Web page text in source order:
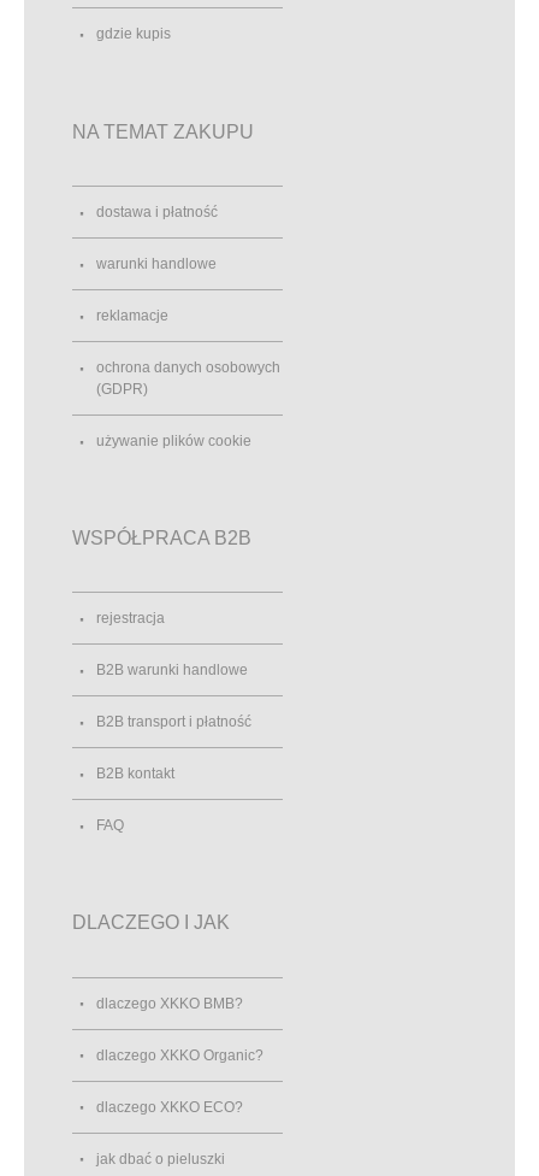
gdzie kupis
NA TEMAT ZAKUPU
dostawa i płatność
warunki handlowe
reklamacje
ochrona danych osobowych
(GDPR)
używanie plików cookie
WSPÓŁPRACA B2B
rejestracja
B2B warunki handlowe
B2B transport i płatność
B2B kontakt
FAQ
DLACZEGO I JAK
dlaczego XKKO BMB?
dlaczego XKKO Organic?
dlaczego XKKO ECO?
jak dbać o pieluszki